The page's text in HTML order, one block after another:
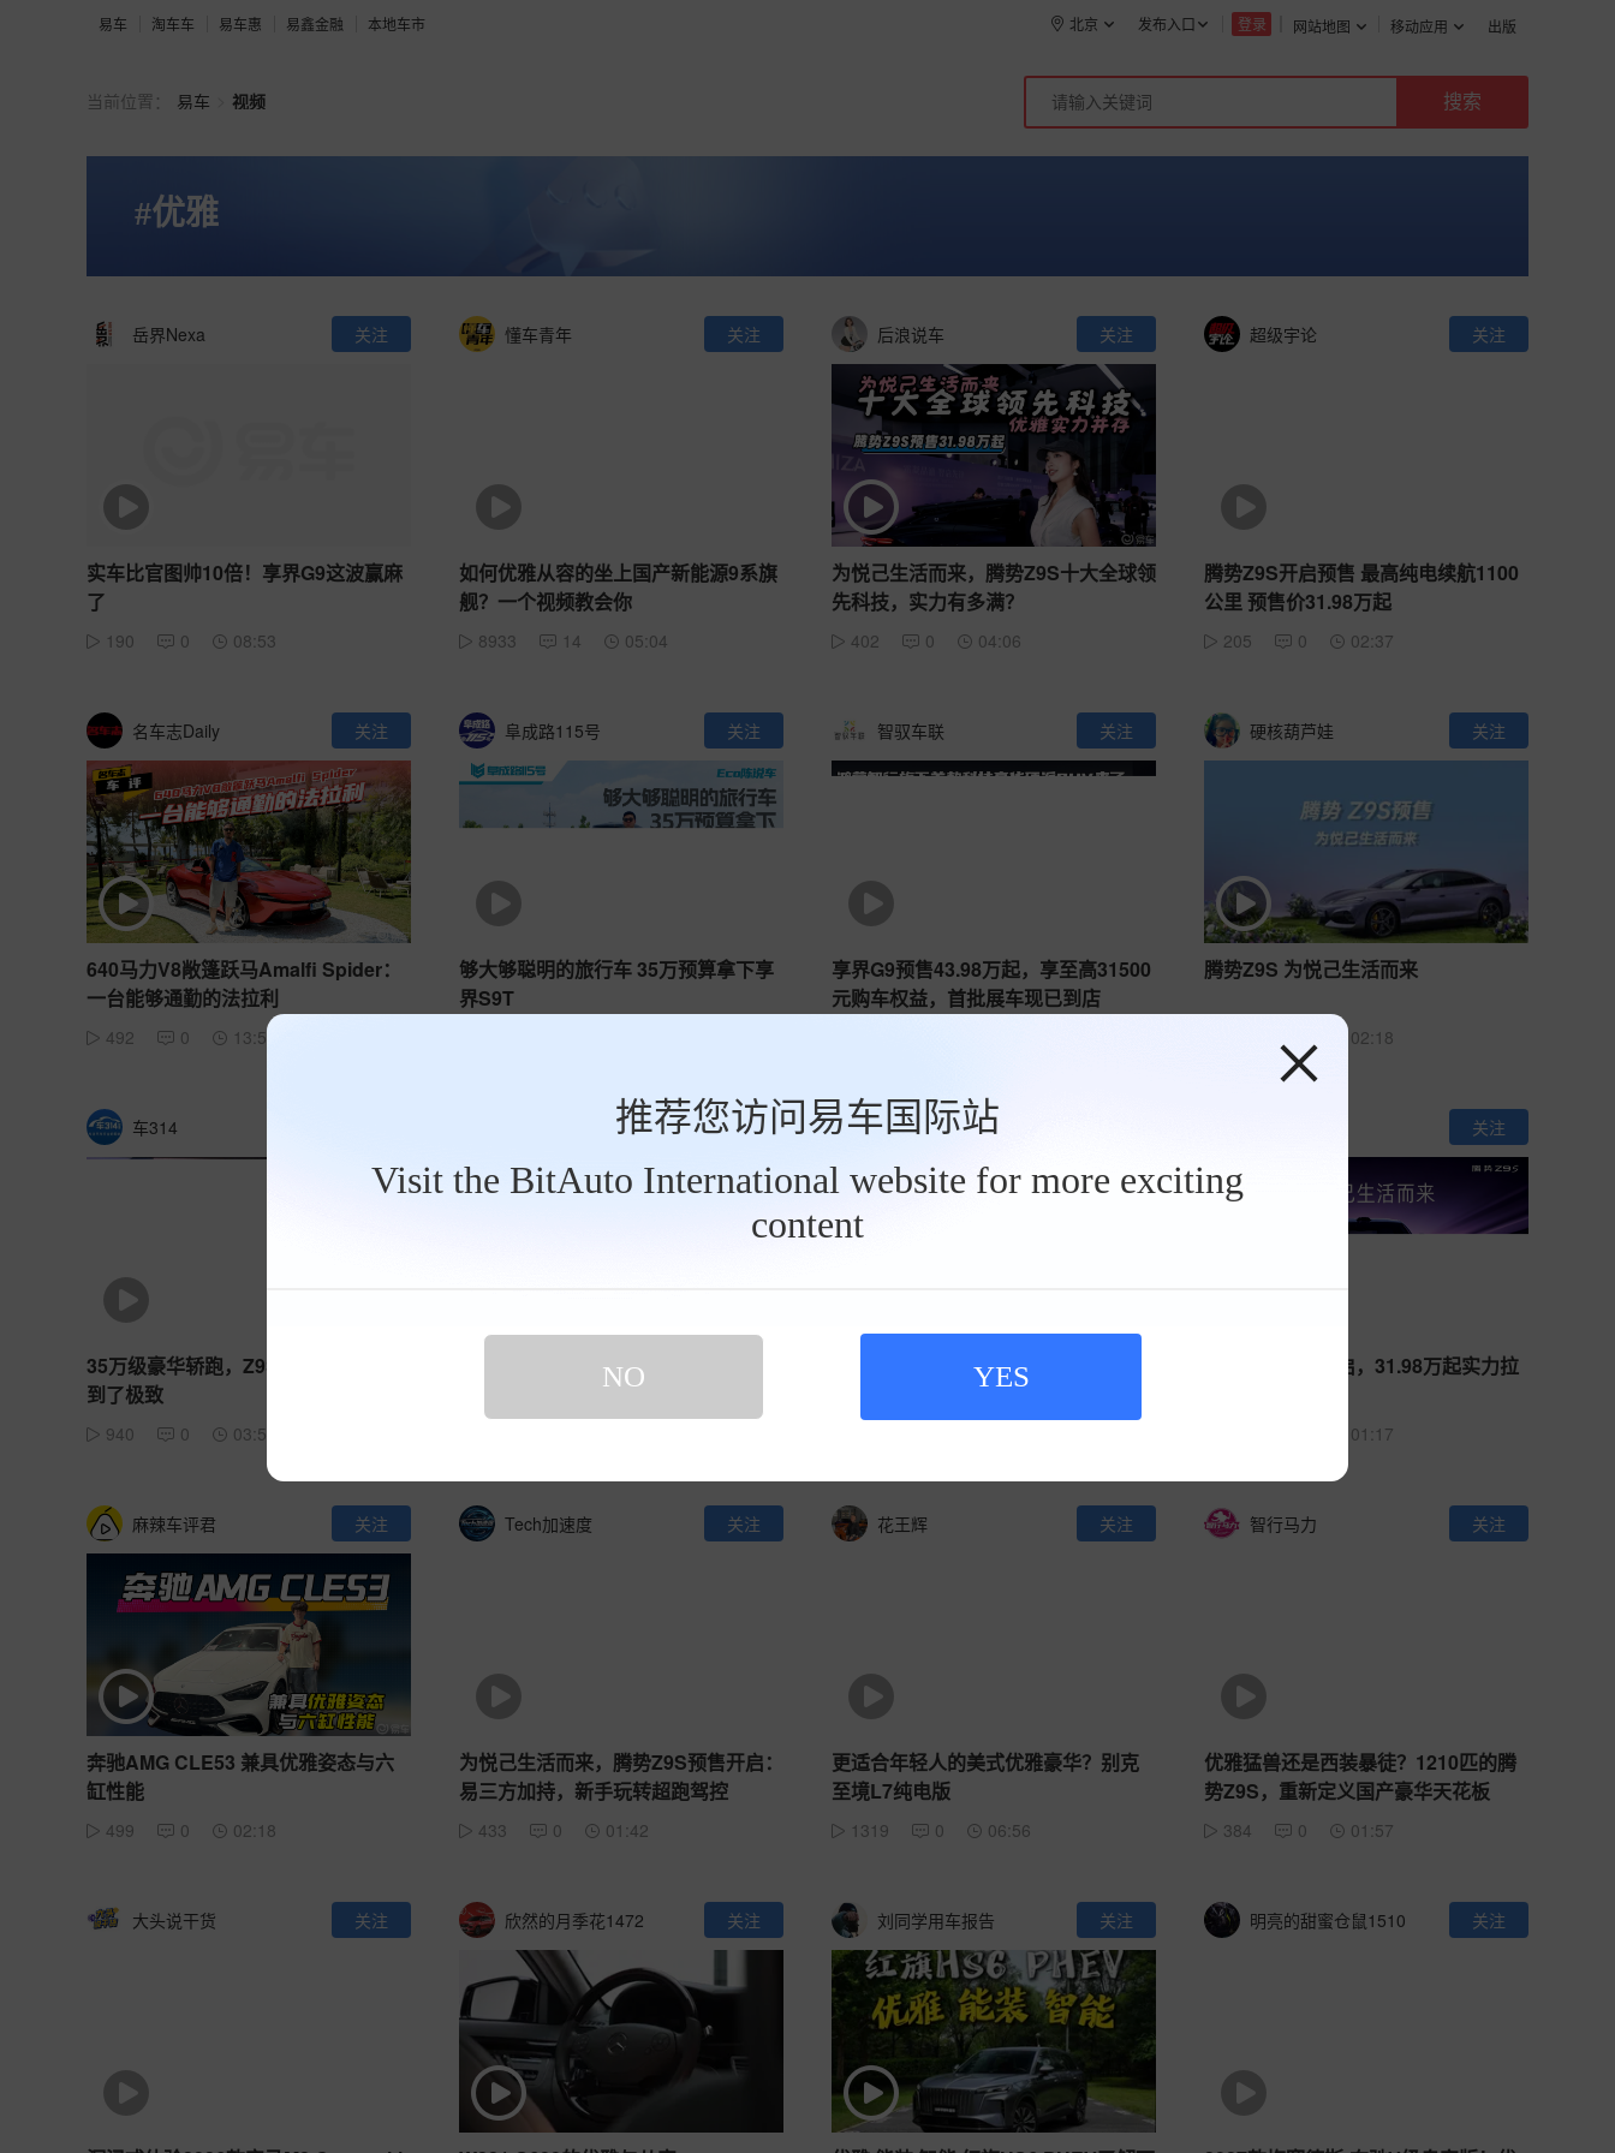
易车 淘车车 易车惠 易鑫金融 本地车市 网站地图 移动应用 出版
登录
发布入口
北京
推荐您访问易车国际站
Visit the BitAuto International website for more exciting
content
NO YES
当前位置： 易车 视频
#优雅
岳界Nexa 关注
实车比官图帅10倍！享界G9这波赢麻
了
190 0 08:53
懂车青年 关注
如何优雅从容的坐上国产新能源9系旗
舰？一个视频教会你
8933 14 05:04
后浪说车 关注
为悦己生活而来，腾势Z9S十大全球领
先科技，实力有多满？
402 0 04:06
超级宇论 关注
腾势Z9S开启预售 最高纯电续航1100
公里 预售价31.98万起
205 0 02:37
名车志Daily 关注
640马力V8敞篷跃马Amalfi Spider：
一台能够通勤的法拉利
492 0 13:58
阜成路115号 关注
够大够聪明的旅行车 35万预算拿下享
界S9T
智驭车联 关注
享界G9预售43.98万起，享至高31500
元购车权益，首批展车现已到店
硬核葫芦娃 关注
腾势Z9S 为悦己生活而来
02:18
车314
35万级豪华轿跑，Z9S把“刚刚好”做
到了极致
940 0 03:57
关注
腾势Z9S，到底给30万级带来了什
车界亮点
预售现场体验分享，腾势Z9S的极速真
关注
腾势Z9S预售开启，31.98万起实力拉
01:17
麻辣车评君 关注
奔驰AMG CLE53 兼具优雅姿态与六
缸性能
499 0 02:18
Tech加速度 关注
为悦己生活而来，腾势Z9S预售开启：
易三方加持，新手玩转超跑驾控
433 0 01:42
花王辉 关注
更适合年轻人的美式优雅豪华？别克
至境L7纯电版
1319 0 06:56
智行马力 关注
优雅猛兽还是西装暴徒？1210匹的腾
势Z9S，重新定义国产豪华天花板
384 0 01:57
大头说干货 关注 欣然的月季花1472 关注 刘同学用车报告 关注 明亮的甜蜜仓鼠1510 关注